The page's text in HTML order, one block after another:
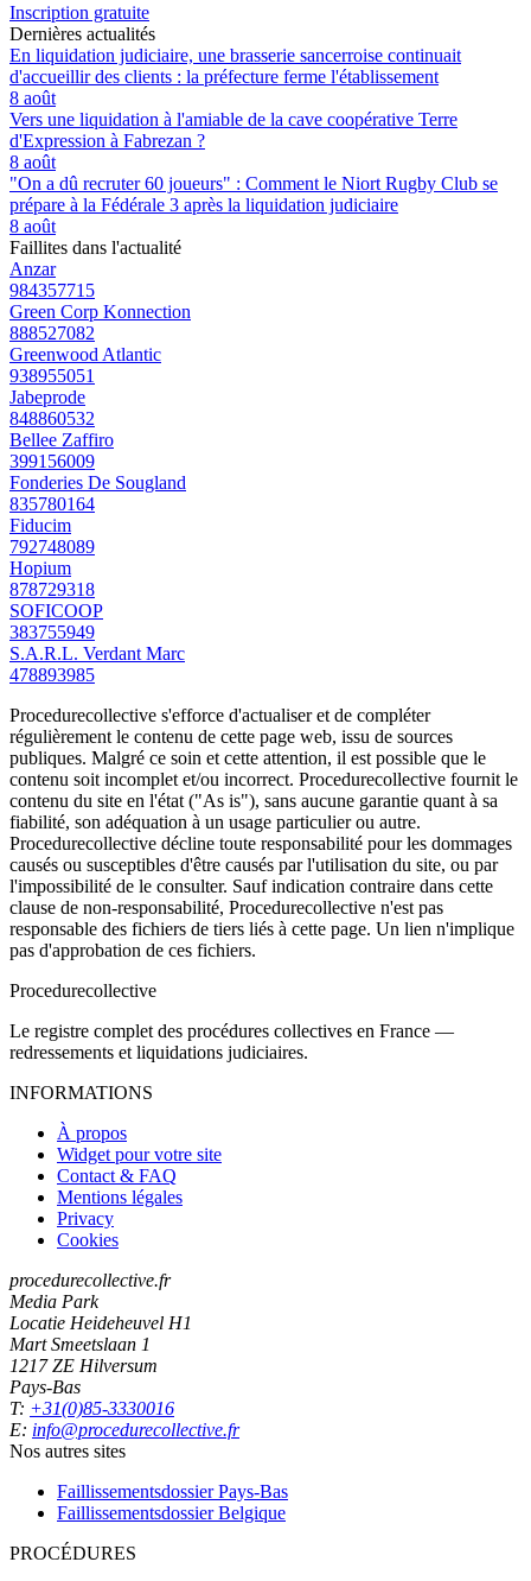
Inscription gratuite
Dernières actualités
En liquidation judiciaire, une brasserie sancerroise continuait
d'accueillir des clients : la préfecture ferme l'établissement
8 août
Vers une liquidation à l'amiable de la cave coopérative Terre
d'Expression à Fabrezan ?
8 août
"On a dû recruter 60 joueurs" : Comment le Niort Rugby Club se
prépare à la Fédérale 3 après la liquidation judiciaire
8 août
Faillites dans l'actualité
Anzar
984357715
Green Corp Konnection
888527082
Greenwood Atlantic
938955051
Jabeprode
848860532
Bellee Zaffiro
399156009
Fonderies De Sougland
835780164
Fiducim
792748089
Hopium
878729318
SOFICOOP
383755949
S.A.R.L. Verdant Marc
478893985
Procedurecollective s'efforce d'actualiser et de compléter
régulièrement le contenu de cette page web, issu de sources
publiques. Malgré ce soin et cette attention, il est possible que le
contenu soit incomplet et/ou incorrect. Procedurecollective fournit le
contenu du site en l'état ("As is"), sans aucune garantie quant à sa
fiabilité, son adéquation à un usage particulier ou autre.
Procedurecollective décline toute responsabilité pour les dommages
causés ou susceptibles d'être causés par l'utilisation du site, ou par
l'impossibilité de le consulter. Sauf indication contraire dans cette
clause de non-responsabilité, Procedurecollective n'est pas
responsable des fichiers de tiers liés à cette page. Un lien n'implique
pas d'approbation de ces fichiers.
Procedurecollective
Le registre complet des procédures collectives en France —
redressements et liquidations judiciaires.
INFORMATIONS
À propos
Widget pour votre site
Contact & FAQ
Mentions légales
Privacy
Cookies
procedurecollective.fr
Media Park
Locatie Heideheuvel H1
Mart Smeetslaan 1
1217 ZE Hilversum
Pays-Bas
T: +31(0)85-3330016
E: info@procedurecollective.fr
Nos autres sites
Faillissementsdossier Pays-Bas
Faillissementsdossier Belgique
PROCÉDURES